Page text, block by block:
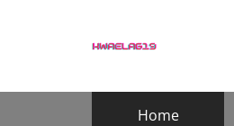
Home